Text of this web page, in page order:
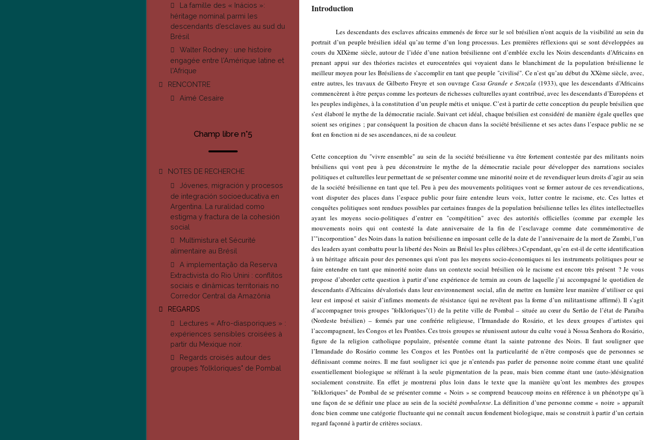
La famille des « Inácios »:
héritage nominal parmi les
descendants d’esclaves au sud du
Brésil
Walter Rodney : une histoire
engagée entre l'Amérique latine et
l'Afrique
RENCONTRE
Aimé Cesaire
Champ libre n°5
NOTES DE RECHERCHE
Jóvenes, migración y procesos
de integración socioeducativa en
Argentina. La ruralidad como
estigma y fractura de la cohesión
social
Multimistura et Sécurité
alimentaire au Brésil
A implementação da Reserva
Extractivista do Rio Unini : conflitos
sociais e dinâmicas territoriais no
Corredor Central da Amazônia
REGARDS
Lectures « Afro-diasporiques » :
expériences sensibles croisées à
partir du Mexique noir.
Regards croisés autour des
groupes "folkloriques" de Pombal
Introduction
Les descendants des esclaves africains emmenés de force sur le sol brésilien n’ont acquis de la visibilité au sein du
portrait d’un peuple brésilien idéal qu’au terme d’un long processus. Les premières réflexions qui se sont développées au
cours du XIXème siècle, autour de l’idée d’une nation brésilienne ont d’emblée exclu les Noirs descendants d’Africains en
prenant appui sur des théories racistes et eurocentrées qui voyaient dans le blanchiment de la population brésilienne le
meilleur moyen pour les Brésiliens de s’accomplir en tant que peuple "civilisé". Ce n’est qu’au début du XXème siècle, avec,
entre autres, les travaux de Gilberto Freyre et son ouvrage Casa Grande e Senzala (1933), que les descendants d’Africains
commencèrent à être perçus comme les porteurs de richesses culturelles ayant contribué, avec les descendants d’Européens et
les peuples indigènes, à la constitution d’un peuple métis et unique. C’est à partir de cette conception du peuple brésilien que
s’est élaboré le mythe de la démocratie raciale. Suivant cet idéal, chaque brésilien est considéré de manière égale quelles que
soient ses origines ; par conséquent la position de chacun dans la société brésilienne et ses actes dans l’espace public ne se
font en fonction ni de ses ascendances, ni de sa couleur.
Cette conception du "vivre ensemble" au sein de la société brésilienne va être fortement contestée par des militants noirs
brésiliens qui vont peu à peu déconstruire le mythe de la démocratie raciale pour développer des narrations sociales
politiques et culturelles leur permettant de se présenter comme une minorité noire et de revendiquer leurs droits d’agir au sein
de la société brésilienne en tant que tel. Peu à peu des mouvements politiques vont se former autour de ces revendications,
vont disputer des places dans l’espace public pour faire entendre leurs voix, lutter contre le racisme, etc. Ces luttes et
conquêtes politiques sont rendues possibles par certaines franges de la population brésilienne telles les élites intellectuelles
ayant les moyens socio-politiques d’entrer en "compétition" avec des autorités officielles (comme par exemple les
mouvements noirs qui ont contesté la date anniversaire de la fin de l’esclavage comme date commémorative de
l’"incorporation" des Noirs dans la nation brésilienne en imposant celle de la date de l’anniversaire de la mort de Zumbi, l’un
des leaders ayant combattu pour la liberté des Noirs au Brésil les plus célèbres.) Cependant, qu’en est-il de cette identification
à un héritage africain pour des personnes qui n’ont pas les moyens socio-économiques ni les instruments politiques pour se
faire entendre en tant que minorité noire dans un contexte social brésilien où le racisme est encore très présent ? Je vous
propose d’aborder cette question à partir d’une expérience de terrain au cours de laquelle j’ai accompagné le quotidien de
descendants d’Africains dévalorisés dans leur environnement social, afin de mettre en lumière leur manière d’utiliser ce qui
leur est imposé et saisir d’infimes moments de résistance (qui ne revêtent pas la forme d’un militantisme affirmé).Il s’agit
d’accompagner trois groupes "folkloriques"(1) de la petite ville de Pombal – située au cœur du Sertão de l’état de Paraíba
(Nordeste brésilien) – formés par une confrérie religieuse, l’Irmandade do Rosário, et les deux groupes d’artistes qui
l’accompagnent, les Congos et les Pontões. Ces trois groupes se réunissent autour du culte voué à Nossa Senhora do Rosário,
figure de la religion catholique populaire, présentée comme étant la sainte patronne des Noirs. Il faut souligner que
l’Irmandade do Rosário comme les Congos et les Pontões ont la particularité de n’être composés que de personnes se
définissant comme noires. Il me faut souligner ici que je n’entends pas parler de personne noire comme étant une qualité
essentiellement biologique se référant à la seule pigmentation de la peau, mais bien comme étant une (auto-)désignation
socialement construite. En effet je montrerai plus loin dans le texte que la manière qu’ont les membres des groupes
"folkloriques" de Pombal de se présenter comme « Noirs » se comprend beaucoup moins en référence à un phénotype qu’à
une façon de se définir une place au sein de la société pombalense. La définition d’une personne comme « noire » apparaît
donc bien comme une catégorie fluctuante qui ne connaît aucun fondement biologique, mais se construit à partir d’un certain
regard façonné à partir de critères sociaux.